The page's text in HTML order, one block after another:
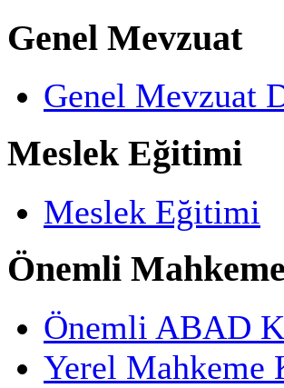
Genel Mevzuat
Genel Mevzuat
Meslek Eğitimi
Meslek Eğitimi
Önemli
Önemli ABAD
Yerel Mahkeme